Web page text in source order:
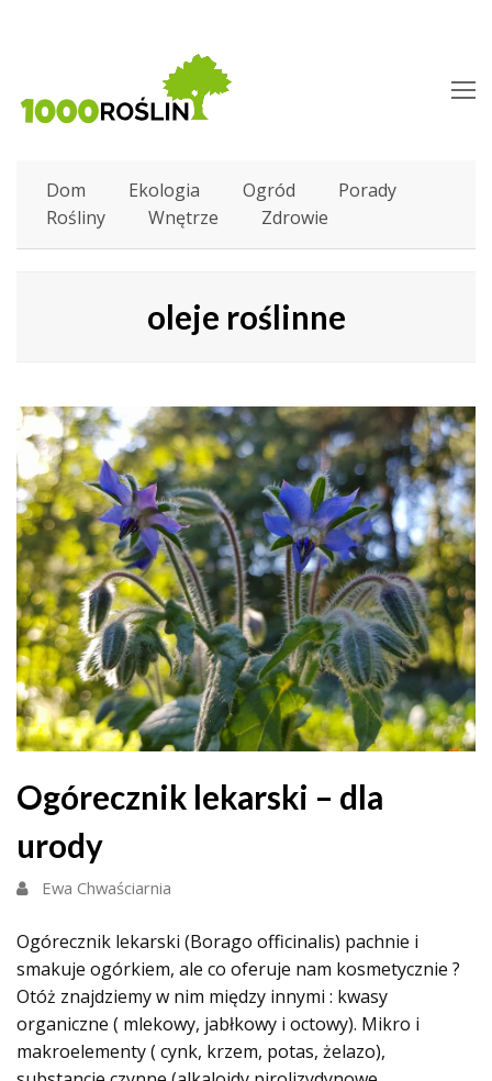
Dom Ekologia Ogród
Porady
Rośliny
Wnętrze Zdrowie
oleje roślinne
Ogórecznik lekarski – dla
urody
Ewa Chwaściarnia
Ogórecznik lekarski (Borago officinalis) pachnie i
smakuje ogórkiem, ale co oferuje nam kosmetycznie ?
Otóż znajdziemy w nim między innymi : kwasy
organiczne ( mlekowy, jabłkowy i octowy). Mikro i
makroelementy ( cynk, krzem, potas, żelazo),